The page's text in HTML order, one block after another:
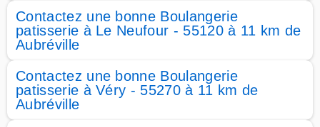
Contactez une bonne Boulangerie
patisserie à Le Neufour - 55120 à 11 km de
Aubréville
Contactez une bonne Boulangerie
patisserie à Véry - 55270 à 11 km de
Aubréville